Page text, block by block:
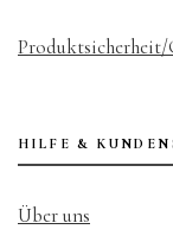
HILFE &
Über uns